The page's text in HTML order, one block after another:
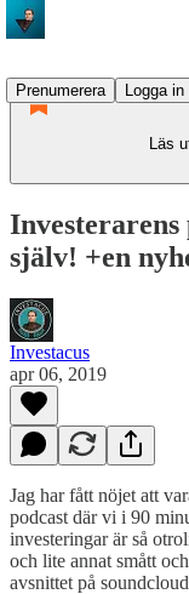
Prenumerera
Logga in
Läs
själv! +en
Investacus
apr 06, 2019
Jag har fått nöjet att
podcast där vi i 90
investeringar är så
och lite annat smått
avsnittet på